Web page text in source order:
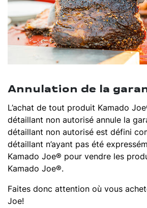
Annulation de la
L’achat de tout produit Kamado
détaillant non autorisé annule la
détaillant non autorisé est défini
détaillant n’ayant pas été
Kamado Joe® pour vendre les
Kamado Joe®.
Faites donc attention où vous
Joe!